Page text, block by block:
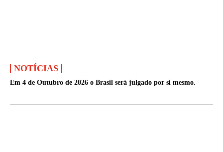
NOTÍCIAS
Em 4 de Outubro de 2026 o Brasil será julgado por si mesmo.